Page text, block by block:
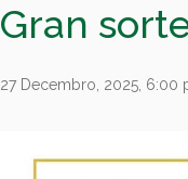
Gran
27 Decembro, 2025, 6:00